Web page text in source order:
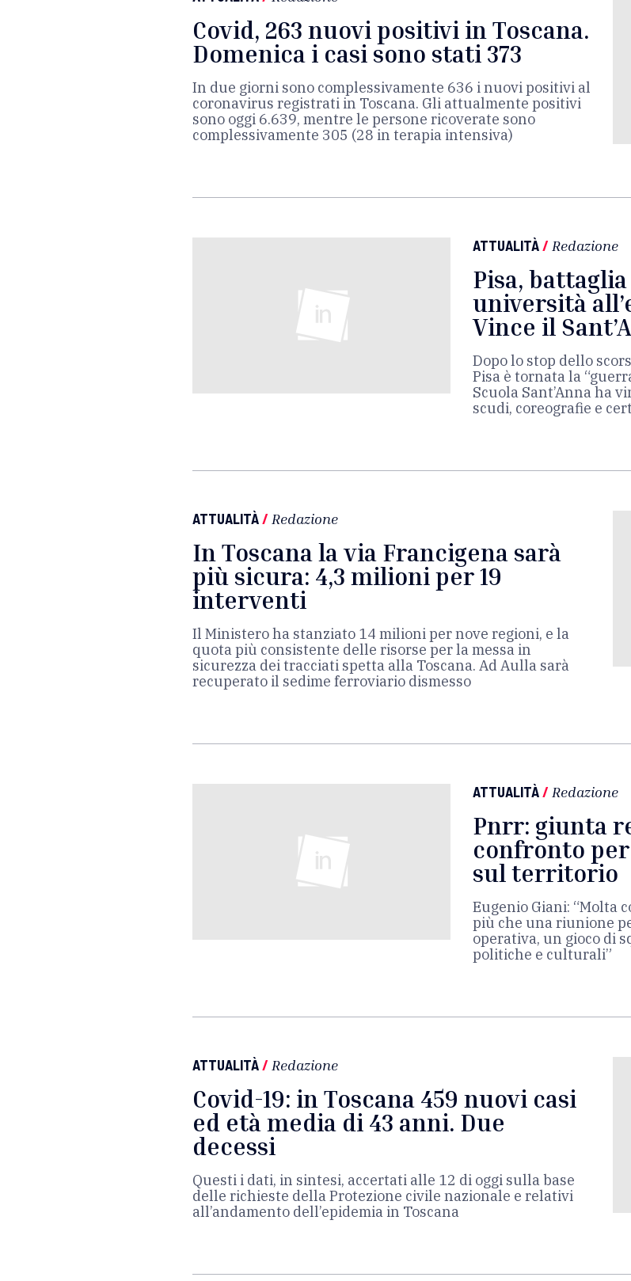
Covid, 263 nuovi positivi in Toscana.
Domenica i casi sono stati 373
In due giorni sono complessivamente 636 i nuovi positivi al
coronavirus registrati in Toscana. Gli attualmente positivi
sono oggi 6.639, mentre le persone ricoverate sono
complessivamente 305 (28 in terapia intensiva)
ATTUALITÀ/ Redazione
Pisa,
università
Vince il
Dopo lo stop dello
Pisa è tornata la
Scuola Sant’Anna ha
scudi, coreografie e
ATTUALITÀ/ Redazione
In Toscana la via Francigena sarà
più sicura: 4,3 milioni per 19
interventi
Il Ministero ha stanziato 14 milioni per nove regioni, e la
quota più consistente delle risorse per la messa in
sicurezza dei tracciati spetta alla Toscana. Ad Aulla sarà
recuperato il sedime ferroviario dismesso
ATTUALITÀ/ Redazione
Pnrr: giunta
confronto
sul territorio
Eugenio Giani: “Molta
più che una riunione
operativa, un gioco di
politiche e culturali”
ATTUALITÀ/ Redazione
Covid-19: in Toscana 459 nuovi casi
ed età media di 43 anni. Due
decessi
Questi i dati, in sintesi, accertati alle 12 di oggi sulla base
delle richieste della Protezione civile nazionale e relativi
all’andamento dell’epidemia in Toscana